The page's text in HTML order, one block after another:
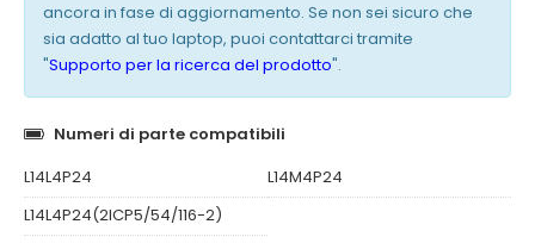
ancora in fase di aggiornamento. Se non sei sicuro che
sia adatto al tuo laptop, puoi contattarci tramite
"Supporto per la ricerca del prodotto".
Numeri di parte compatibili
L14L4P24
L14M4P24
L14L4P24(2ICP5/54/116-2)